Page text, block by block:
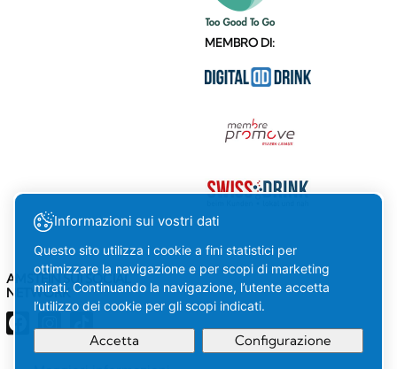
MEMBRO DI:
AMSTEIN SUI SOCIAL
NETWORK
Informazioni sui vostri dati
Questo sito utilizza i cookie a fini statistici per
ottimizzare la navigazione e per scopi di marketing
mirati. Continuando la navigazione, l’utente accetta
l’utilizzo dei cookie per gli scopi indicati.
Accetta Configurazione